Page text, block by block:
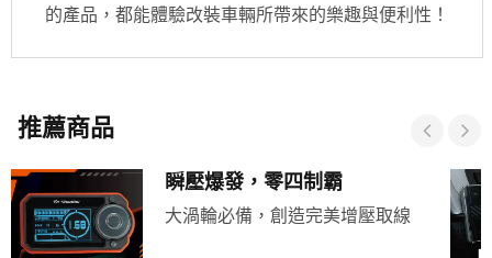
的產品，都能體驗改裝車輛所帶來的樂趣與便利性！
推薦商品
瞬壓爆發，零四制霸
大渦輪必備，創造完美增壓取線